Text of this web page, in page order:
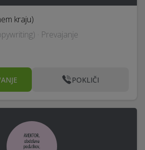
kraju)
· Prevajanje
POKLIČI